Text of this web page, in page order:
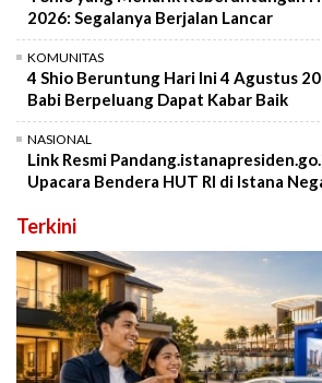
2026: Segalanya Berjalan Lancar
KOMUNITAS
4 Shio Beruntung Hari Ini 4 Agustus
Babi Berpeluang Dapat Kabar Baik
NASIONAL
Link Resmi
Upacara Bendera HUT RI di Istana
Terkini